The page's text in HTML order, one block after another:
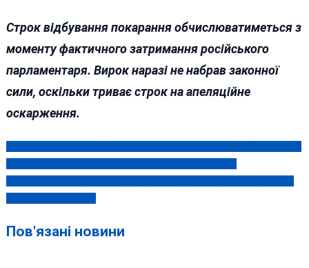
Строк відбування покарання обчислюватиметься з
моменту фактичного затримання російського
парламентаря. Вирок наразі не набрав законної
сили, оскільки триває строк на апеляційне
оскарження.
Навігація
записів
Пов'язані новини